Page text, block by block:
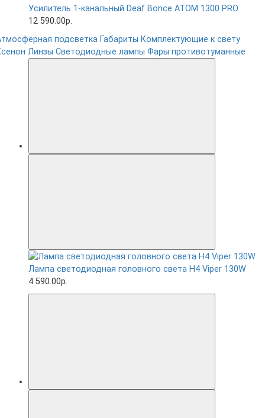
Усилитель 1-канальный Deaf Bonce ATOM 1300 PRO
12 590.00р.
подсветка Габариты Комплектующие к свету
Линзы Светодиодные лампы Фары противотуманные
Лампа светодиодная головного света H4 Viper 130W
4 590.00р.